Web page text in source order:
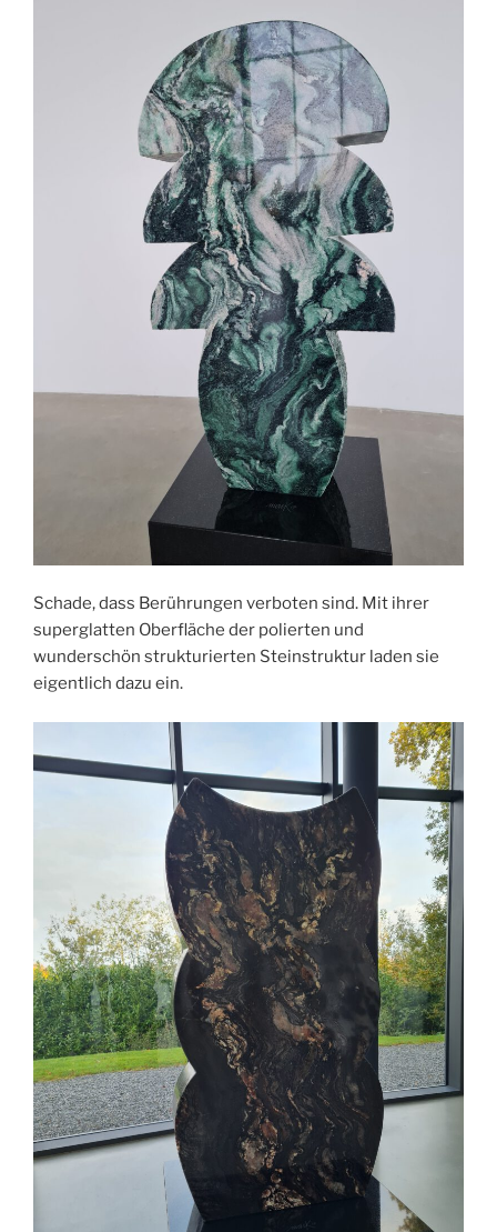
Schade, dass Berührungen verboten sind. Mit ihrer
superglatten Oberfläche der polierten und
wunderschön strukturierten Steinstruktur laden sie
eigentlich dazu ein.